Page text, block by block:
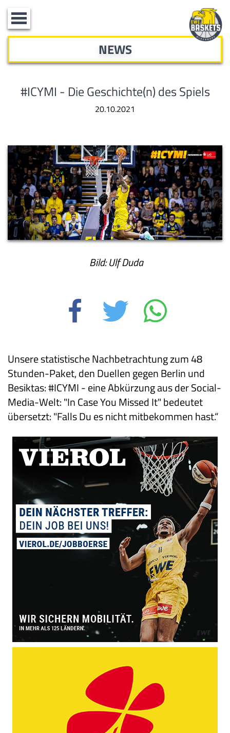
Toggle
navigation
NEWS
#ICYMI - Die Geschichte(n) des Spiels
20.10.2021
Bild: Ulf Duda
Unsere statistische Nachbetrachtung zum 48
Stunden-Paket, den Duellen gegen Berlin und
Besiktas: #ICYMI - eine Abkürzung aus der Social-
Media-Welt: "In Case You Missed It" bedeutet
übersetzt: "Falls Du es nicht mitbekommen hast.“